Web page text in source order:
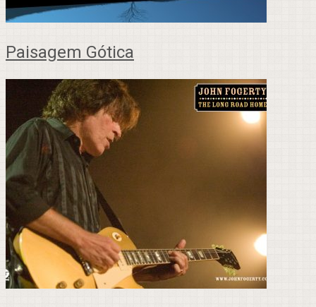
Paisagem Gótica